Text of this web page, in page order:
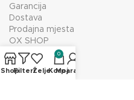
Garancija
Dostava
Prodajna mjesta
OX SHOP
O nama
Prodajno mjesto
Kontakt
ShopFilteriŽelje
0
Korpa
Moj račun